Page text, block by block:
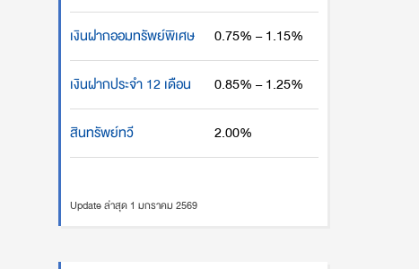
เงินฝากออมทรัพย์พิเศษ 0.75% – 1.15%
เงินฝากประจำ 12 เดือน 0.85% – 1.25%
สินทรัพย์ทวี 2.00%
Update ล่าสุด 1 มกราคม 2569